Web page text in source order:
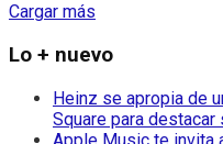
Cargar más
Lo + nuevo
Heinz se apropia de
Square para destacar